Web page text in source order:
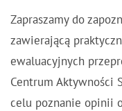
Zapraszamy do
zawierającą
ewaluacyjnych
Centrum Aktywności
celu poznanie opinii